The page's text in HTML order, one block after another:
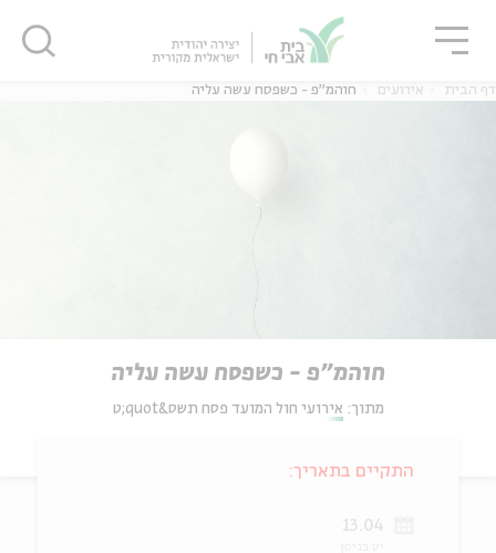
דף הבית אירועים חוהמ"פ - כשפסח עשה עליה
חוהמ"פ - כשפסח עשה עליה
מתוך: אירועי חול המועד פסח תשס&quot;ט
התקיים בתאריך:
13.04
סגור